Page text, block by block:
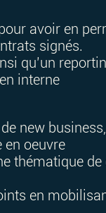
avoir en
signés.
qu’un
interne
new
oeuvre
thématique de
en